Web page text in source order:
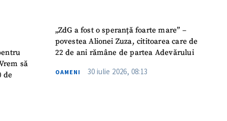
să
de
„ZdG a fost o speranță foarte mare” –
povestea Alionei Zuza, cititoarea care de
22 de ani rămâne de partea Adevărului
OAMENI 30 iulie 2026, 08:13